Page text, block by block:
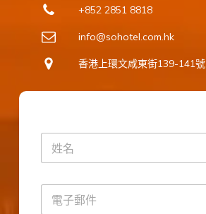
+852 2851 8818
info@sohotel.com.hk
香港上環文咸東街139-141號